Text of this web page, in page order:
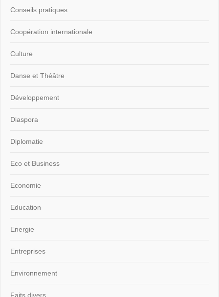
Conseils pratiques
Coopération internationale
Culture
Danse et Théâtre
Développement
Diaspora
Diplomatie
Eco et Business
Economie
Education
Energie
Entreprises
Environnement
Faits divers